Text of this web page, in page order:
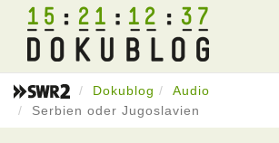
15 21 12 37
Dokublog
Audio
Serbien oder Jugoslavien